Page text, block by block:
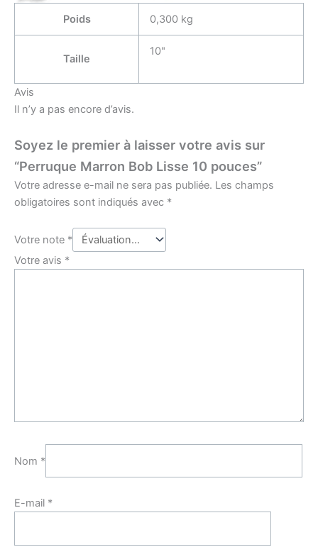
Poids 0,300 kg
Taille
10"
Avis
Il n’y a pas encore d’avis.
Soyez le premier à laisser votre avis sur
“Perruque Marron Bob Lisse 10 pouces”
Votre adresse e-mail ne sera pas publiée. Les champs
obligatoires sont indiqués avec *
Votre note *
Votre avis *
Nom *
E-mail *